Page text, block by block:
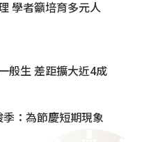
學者籲培育多元人
般生 差距擴大近4成
：為節慶短期現象